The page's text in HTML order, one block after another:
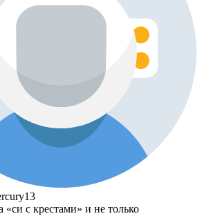
с крестами» и не только